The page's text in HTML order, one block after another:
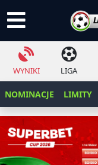
WYNIKI LIGA
NOMINACJE LIMITY